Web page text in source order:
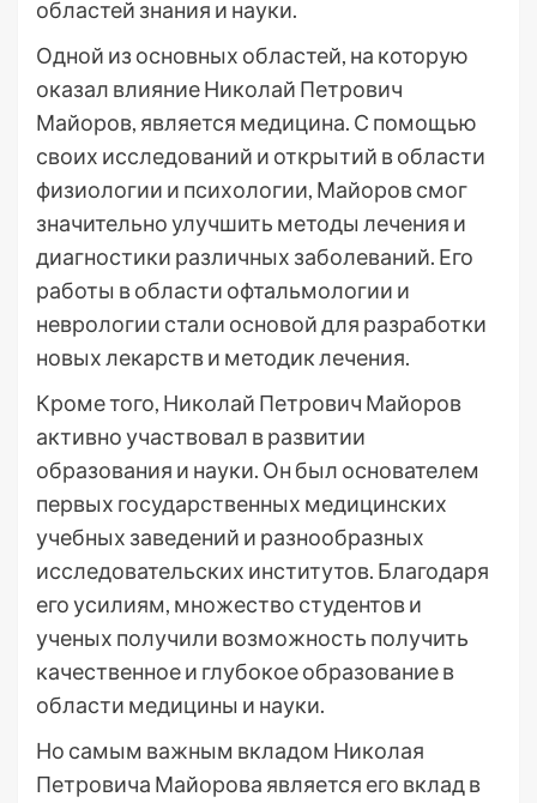
областей знания и науки.
Одной из основных областей, на которую
оказал влияние Николай Петрович
Майоров, является медицина. С помощью
своих исследований и открытий в области
физиологии и психологии, Майоров смог
значительно улучшить методы лечения и
диагностики различных заболеваний. Его
работы в области офтальмологии и
неврологии стали основой для разработки
новых лекарств и методик лечения.
Кроме того, Николай Петрович Майоров
активно участвовал в развитии
образования и науки. Он был основателем
первых государственных медицинских
учебных заведений и разнообразных
исследовательских институтов. Благодаря
его усилиям, множество студентов и
ученых получили возможность получить
качественное и глубокое образование в
области медицины и науки.
Но самым важным вкладом Николая
Петровича Майорова является его вклад в